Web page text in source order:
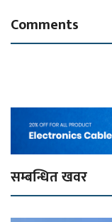
Comments
सम्बन्धित खवर